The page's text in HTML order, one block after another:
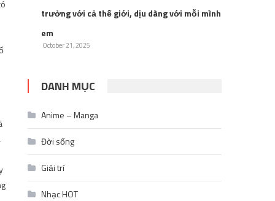
trưởng với cả thế giới, dịu dàng với mỗi mình
em
October 21, 2025
DANH MỤC
Anime – Manga
Đời sống
Giải trí
Nhạc HOT